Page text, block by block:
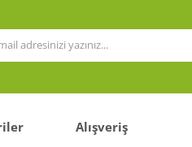
Alışveriş